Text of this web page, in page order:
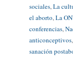
sociales, La
el aborto, La
conferencias,
anticonceptivos,
sanación